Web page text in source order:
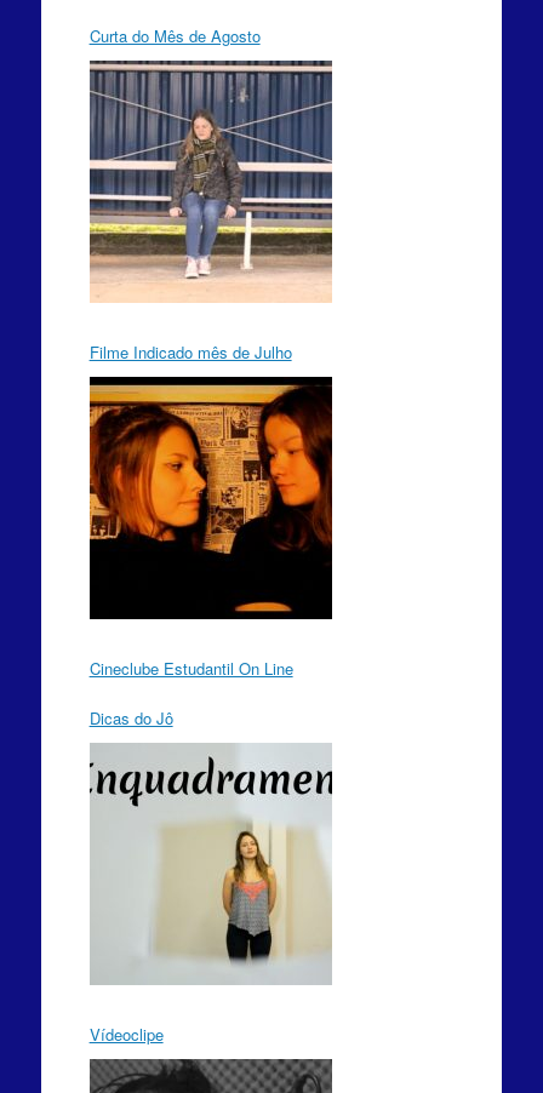
Curta do Mês de Agosto
Filme Indicado mês de Julho
Cineclube Estudantil On Line
Dicas do Jô
Vídeoclipe